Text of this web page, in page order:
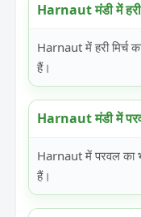
Harnaut मंडी में हरी
Harnaut में हरी
हैं।
Harnaut मंडी में
Harnaut में परवल का
हैं।